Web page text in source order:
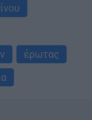
έρωτας